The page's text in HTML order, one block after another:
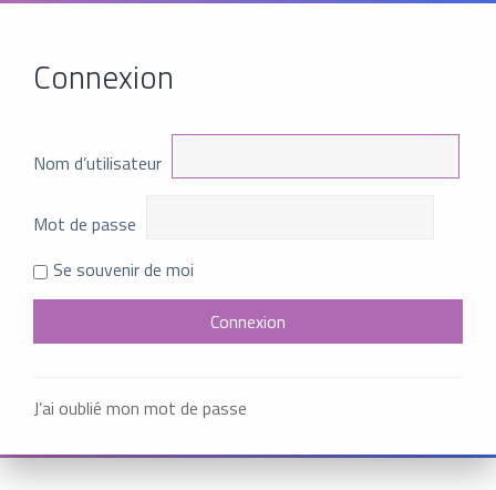
Connexion
Nom d’utilisateur
Mot de passe
Se souvenir de moi
J’ai oublié mon mot de passe